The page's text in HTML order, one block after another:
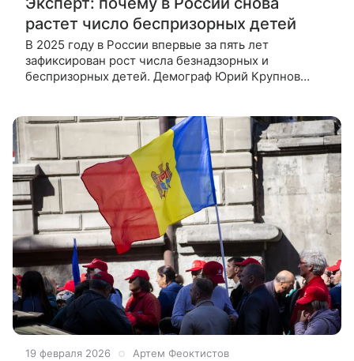
растет число беспризорных детей
В 2025 году в России впервые за пять лет
зафиксирован рост числа безнадзорных и
беспризорных детей. Демограф Юрий Крупнов
19 февраля 2026 Артем Феоктистов